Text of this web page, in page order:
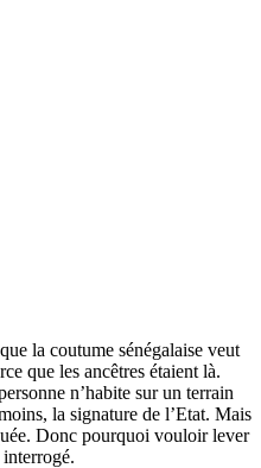
la coutume sénégalaise veut
que les ancêtres étaient là.
n’habite sur un terrain
la signature de l’Etat. Mais
Donc pourquoi vouloir lever